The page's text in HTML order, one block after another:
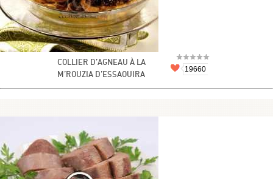
COLLIER D’AGNEAU À LA
M’ROUZIA D’ESSAOUIRA
19660